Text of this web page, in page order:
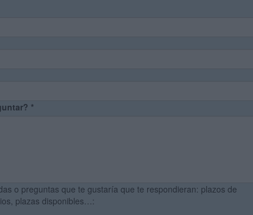
*
o preguntas que te gustaría que te respondieran: plazos de
plazas disponibles…: